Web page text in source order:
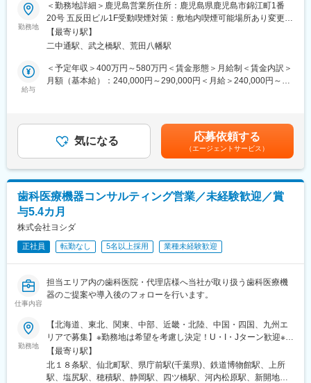
【業務内容】
■担当エリア内の歯科医院・代理店様へ、歯科医院で使用する診療
台（ユニット）や各種機器の導入を提案・支援していただきま
す。
製品の提案から設置・メンテナンスのアフターサービスまで、チ
ーム全体で協力しながら対応いただきます。
しますが、夜間・休日の緊急対応は無く、基本勤務時間内での対
応となります。
ご提案します。アイテム数の多さも当社の大きな強みです。
オンライン勉強会やEラーニング等が充実しており、無理なく業
界・製品知識の習得が可能です。
◆ユニット…患歯科治療を行うための診療台
◆タービン…歯の切削に用いる精密機械
◆レーザー機器…最新治療を可能にする機材
◆画像診断機器…正確なレントゲン撮影が可能
◆レセプトコンピューター…診療報酬を請求するためのコンピュ
ーター
◆その他歯科用材料、予防製品など
【入社後のフォロー体制】
■配属後のOJT研修のほか、本社での集合研修を年に数回開催しま
す。
勤務地
＜勤務地詳細＞鹿児島営業所住所：鹿児島県鹿児島市錦江町1番
20号 五反田ビル1F受動喫煙対策：敷地内喫煙可能場所あり変更の
範囲：会社の定める事業所
【最寄り駅】
二中通駅、武之橋駅、荒田八幡駅
給与
＜予定年収＞400万円～580万円＜賃金形態＞月給制＜賃金内訳＞
月額（基本給）：240,000円～290,000円＜月給＞240,000円～
年収例年収880万円（40代前半・マネージャー）年収670万円
（30代後半・係長）年収560万円（30代前半・主任）賃金はあく
までも目安の金額であり、選考を通じて上下する可能性がありま
す。月給(月額)は固定手当を含めた表記です。
気になる 応募依頼する
（エージェントサービス）
歯科医療機器コンサルティング営業／未経験歓迎／賞
与5.4カ月
株式会社ヨシダ
正社員 転勤なし 5名以上採用 業種未経験歓迎
仕事内容
担当エリア内の歯科医院・代理店様へ当社が取り扱う歯科医療機
器のご提案や導入後のフォローを行います。
勤務地
【北海道、東北、関東、中部、近畿・北陸、中国・四国、九州エ
リアで募集】※勤務地は希望を考慮し決定！U・I・Jターン歓迎※地
域密着型営業のため基本転勤なし！＜北海道エリア＞■北海道営業
所＜東北エリア＞■盛岡営業所＜関東エリア＞■千葉営業所■さい
たま営業所■新潟営業所＜中部エリア＞■松本営業所■朝日大学内
【最寄り駅】
北１８条駅、仙北町駅、県庁前駅(千葉県)、鉄道博物館駅、上所
駅、塩尻駅、穂積駅、静岡駅、四ツ橋駅、河内松原駅、新開地